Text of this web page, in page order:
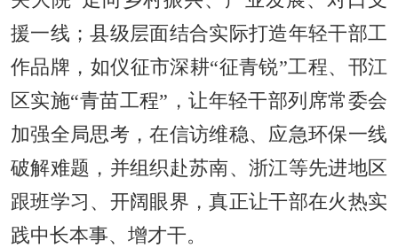
援一线；县级层面结合实际打造年轻干部工
作品牌，如仪征市深耕“征青锐”工程、邗江
区实施“青苗工程”，让年轻干部列席常委会
加强全局思考，在信访维稳、应急环保一线
破解难题，并组织赴苏南、浙江等先进地区
跟班学习、开阔眼界，真正让干部在火热实
践中长本事、增才干。